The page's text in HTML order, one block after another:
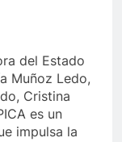
del Estado
Muñoz Ledo,
Cristina
es un
impulsa la